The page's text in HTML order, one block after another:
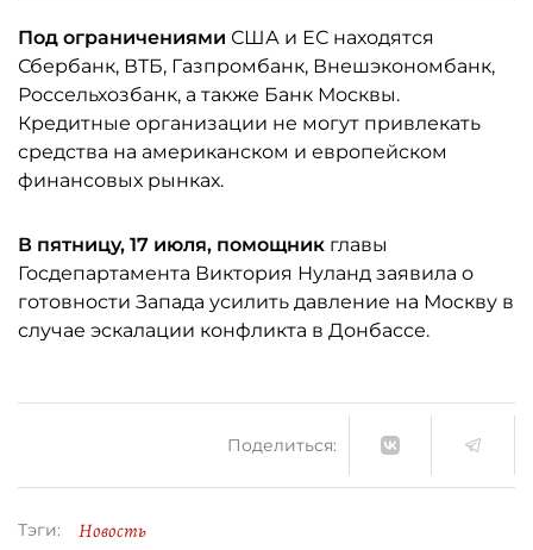
Под ограничениями США и ЕС находятся
Сбербанк, ВТБ, Газпромбанк, Внешэкономбанк,
Россельхозбанк, а также Банк Москвы.
Кредитные организации не могут привлекать
средства на американском и европейском
финансовых рынках.
В пятницу, 17 июля, помощник главы
Госдепартамента Виктория Нуланд заявила о
готовности Запада усилить давление на Москву в
случае эскалации конфликта в Донбассе.
Поделиться:
Тэги: Новость